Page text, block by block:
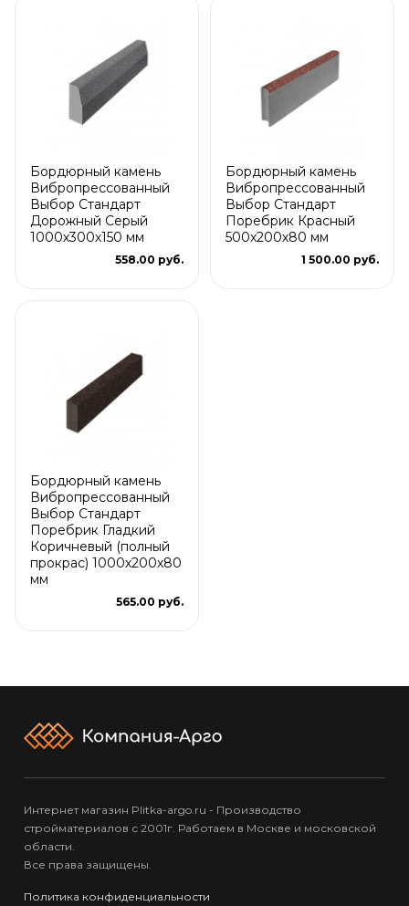
Бордюрный камень
Вибропрессованный
Выбор Стандарт
Дорожный Серый
1000х300х150 мм
558.00 руб.
Бордюрный камень
Вибропрессованный
Выбор Стандарт
Поребрик Красный
500х200х80 мм
1 500.00 руб.
Бордюрный камень
Вибропрессованный
Выбор Стандарт
Поребрик Гладкий
Коричневый (полный
прокрас) 1000х200х80
мм
565.00 руб.
Интернет магазин Plitka-argo.ru - Производство
стройматериалов с 2001г. Работаем в Москве и московской
области.
Все права защищены.
Политика конфиденциальности